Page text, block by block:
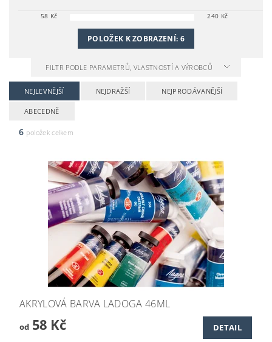
58 Kč 240 Kč
POLOŽEK K ZOBRAZENÍ: 6
FILTR PODLE PARAMETRŮ, VLASTNOSTÍ A VÝROBCŮ
NEJLEVNĚJŠÍ NEJDRAŽŠÍ NEJPRODÁVANĚJŠÍ
ABECEDNĚ
6 položek celkem
AKRYLOVÁ BARVA LADOGA 46ML
od58 Kč DETAIL